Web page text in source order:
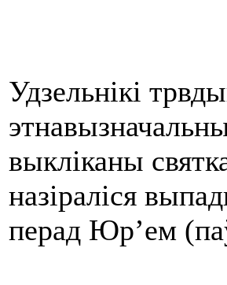
Удзельнікі
выкліканы
назіраліся
перад Юр’ем